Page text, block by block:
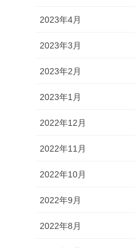
2023年4月
2023年3月
2023年2月
2023年1月
2022年12月
2022年11月
2022年10月
2022年9月
2022年8月